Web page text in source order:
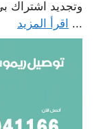
وتجديد اشتراك
... اقرأ المزيد